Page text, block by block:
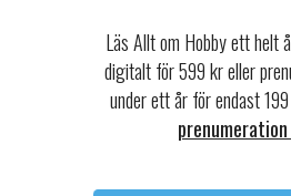
Läs Allt om Hobby ett helt
digitalt för 599 kr eller
under ett år för endast